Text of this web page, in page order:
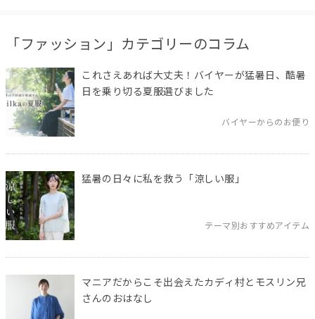
「ファッション」カテゴリーのコラム
これさえあれば大丈夫！バイヤーが猛暑日、酷暑
日を乗り切る夏服選びました
バイヤーからのお便り
猛暑の日々に私を救う「涼しい服」
テーマ別おすすめアイテム
マニアだからこそ出会えたカディ村とモスリン兄
さんのおはなし